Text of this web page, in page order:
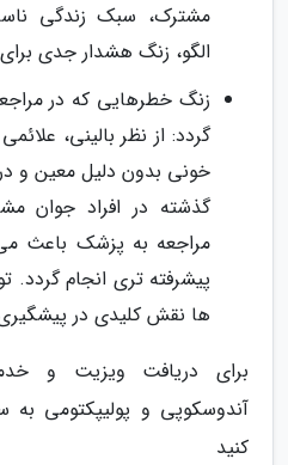
مشترک، سبک زندگی
الگو، زنگ هشدار جدی
زنگ خطرهایی که در
گردد: از نظر بالینی،
خونی بدون دلیل معین و
گذشته در افراد جوان
مراجعه به پزشک باعث
پیشرفته تری انجام گردد.
ها نقش کلیدی در
برای دریافت ویزیت و
آندوسکوپی و پولیپکتومی به
کنید